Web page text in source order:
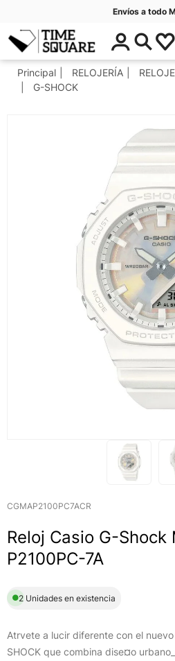
Envíos a todo
Timesquare
Principal RELOJERÍA
G-SHOCK
CGMAP2100PC7ACR
Reloj Casio G-Shock
P2100PC-7A
2 Unidades en existencia
Atrvete a lucir diferente con el
SHOCK que combina dise¤o